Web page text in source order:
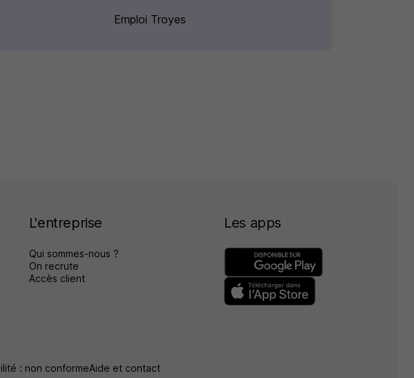
Emploi Troyes
L'entreprise
Qui sommes-nous ?
On recrute
Accès client
Les apps
: non conformeAide et contact